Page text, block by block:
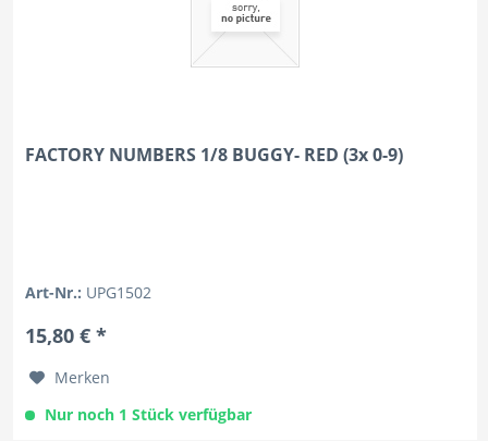
FACTORY NUMBERS 1/8 BUGGY- RED (3x 0-9)
Art-Nr.: UPG1502
15,80 € *
Merken
Nur noch 1 Stück verfügbar